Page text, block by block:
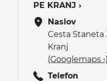
PE KRANJ ›
Naslov
Cesta Staneta
Kranj
(Googlemaps ›)
Telefon